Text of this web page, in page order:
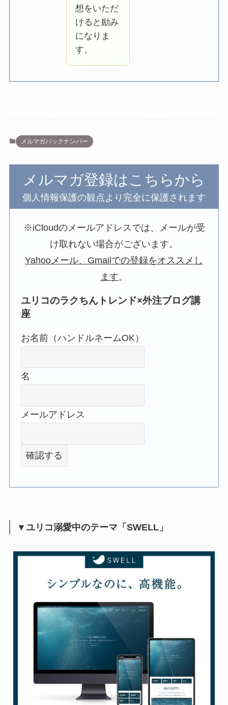
想をいただ
けると励み
になりま
す。
メルマガバックナンバー
メルマガ登録はこちらから
個人情報保護の観点より完全に保護されます
※iCloudのメールアドレスでは、メールが受
け取れない場合がございます。
Yahooメール、Gmailでの登録をオススメし
ます。
ユリコのラクちんトレンド×外注ブログ講
座
お名前（ハンドルネームOK）
名
メールアドレス
▼ユリコ溺愛中のテーマ「SWELL」